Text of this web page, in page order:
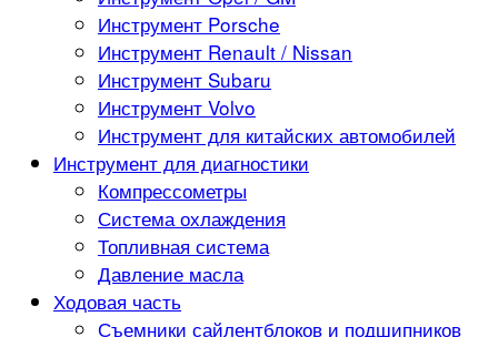
Инструмент Porsche
Инструмент Renault / Nissan
Инструмент Subaru
Инструмент Volvo
Инструмент для китайских автомобилей
Инструмент для диагностики
Компрессометры
Система охлаждения
Топливная система
Давление масла
Ходовая часть
Съемники сайлентблоков и подшипников